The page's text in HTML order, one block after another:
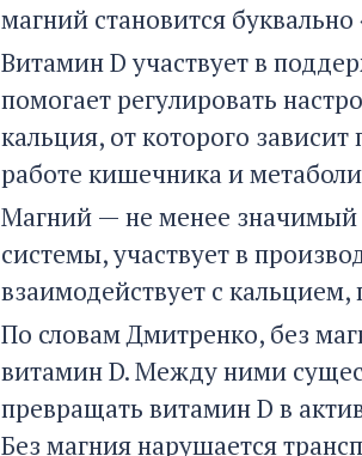
магний становится
Витамин D участвует в
помогает регулировать
кальция, от которого
работе кишечника и
Магний — не менее значимый
системы, участвует в
взаимодействует с
По словам Дмитренко, без
витамин D. Между ними
превращать витамин D в
Без магния нарушается